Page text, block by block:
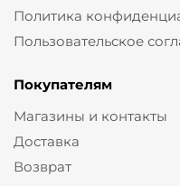
Политика
Пользовательское
Покупателям
Магазины и контакты
Доставка
Возврат